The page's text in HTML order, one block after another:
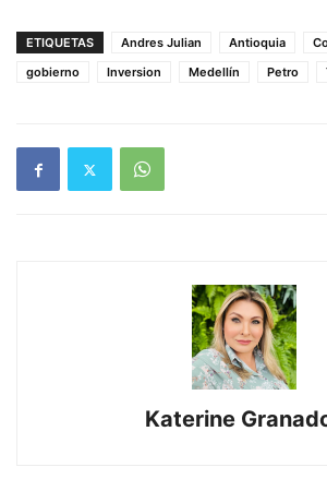
ETIQUETAS Andres Julian Antioquia
gobierno
Inversion Medellín Petro
Katerine